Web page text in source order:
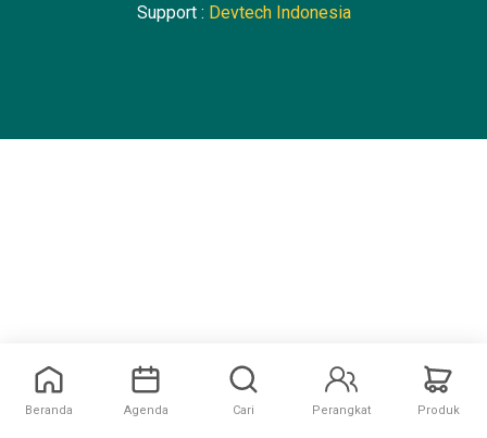
Support : Devtech Indonesia
Beranda Agenda Cari Perangkat Produk